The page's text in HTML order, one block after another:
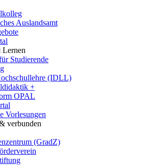
Auslandsamt
Lernen
Studierende
(IDLL)
+
OPAL
Vorlesungen
verbunden
(GradZ)